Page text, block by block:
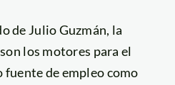
de Julio Guzmán, la
los motores para el
de empleo como